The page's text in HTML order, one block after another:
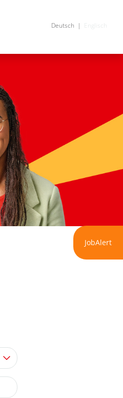
Deutsch Englisch
JobAlert